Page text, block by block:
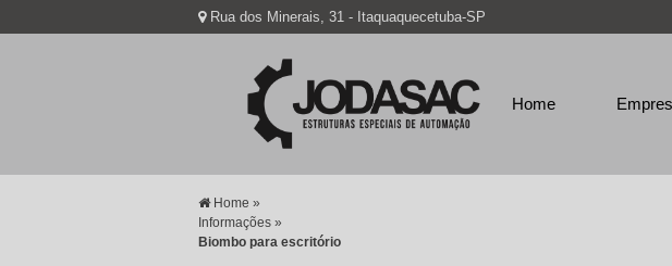
Rua dos Minerais, 31 - Itaquaquecetuba-SP
Home
Home »
Informações »
Biombo para escritório